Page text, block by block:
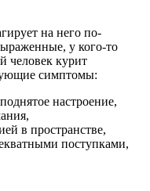
на него по-
у кого-то
человек курит
симптомы:
настроение,
в пространстве,
поступками,